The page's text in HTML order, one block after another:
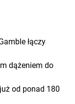
łączy
dążeniem do
od ponad 180